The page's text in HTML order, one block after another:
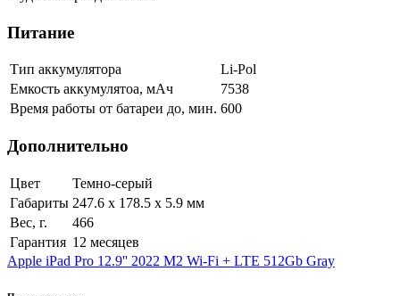
Питание
Тип аккумулятора
Li-Pol
Емкость аккумулятоа, мАч
7538
Время работы от батареи до, мин. 600
Дополнительно
Цвет
Темно-серый
Габариты 247.6 x 178.5 x 5.9 мм
Вес, г.
466
Гарантия 12 месяцев
Apple iPad Pro 12.9'' 2022 M2 Wi-Fi + LTE 512Gb Gray